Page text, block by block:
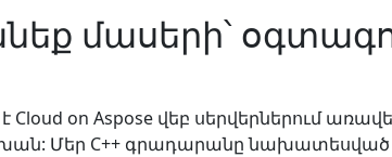
մասերի՝
on Aspose վեբ սերվերներում
Մեր C++ գրադարանը նախատեսված է